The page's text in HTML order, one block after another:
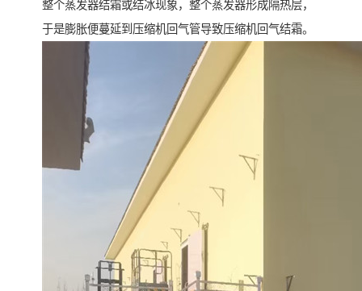
整个蒸发器结霜或结冰现象，整个蒸发器形成隔热层，
于是膨胀便蔓延到压缩机回气管导致压缩机回气结霜。